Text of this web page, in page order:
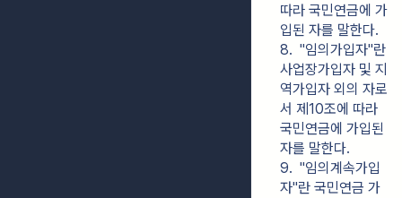
따라 국민연금에 가
입된 자를 말한다.
8.  "임의가입자"란
사업장가입자 및 지
역가입자 외의 자로
서 제10조에 따라
국민연금에 가입된
자를 말한다.
9.  "임의계속가입
자"란 국민연금 가